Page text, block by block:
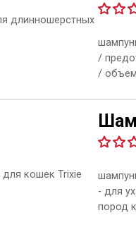
/
/
- для
пород